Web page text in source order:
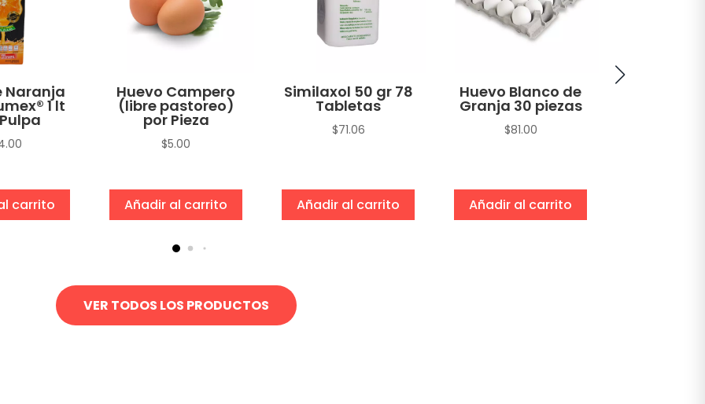
Naranja
1 lt
carrito
Huevo Campero
(libre pastoreo)
por Pieza
$5.00
Añadir al carrito
Similaxol 50 gr 78
Tabletas
$71.06
Añadir al carrito
Huevo Blanco de
Granja 30 piezas
$81.00
Añadir al carrito
VER TODOS LOS PRODUCTOS